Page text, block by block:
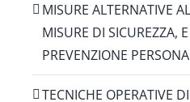
MISURE ALTERNATIVE
MISURE DI SICUREZZA,
PREVENZIONE
TECNICHE OPERATIVE